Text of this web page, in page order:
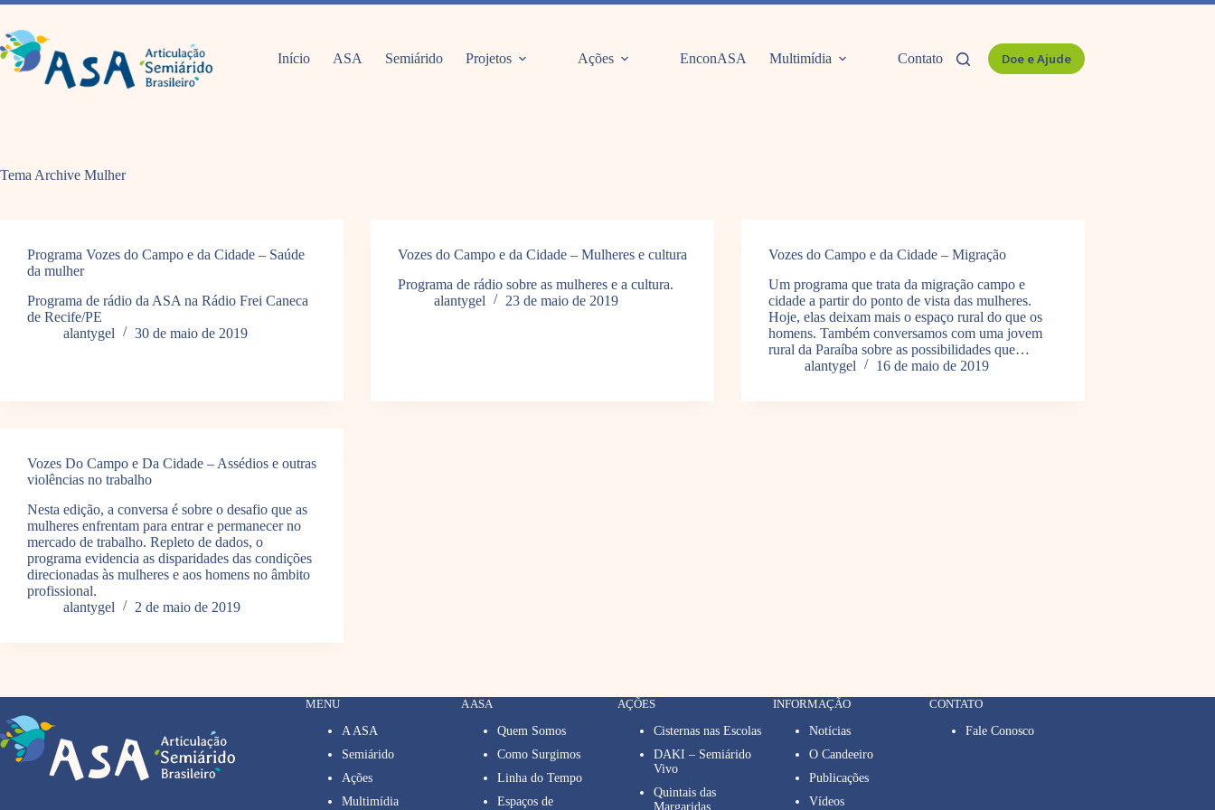
Pular
o
conteúdo
Início ASA Semiárido Projetos Ações EnconASA Multimídia Contato Doe e Ajude
Tema Archive Mulher
Programa Vozes do Campo e da Cidade – Saúde
da mulher
Programa de rádio da ASA na Rádio Frei Caneca
de Recife/PE
alantygel
30 de maio de 2019
Vozes do Campo e da Cidade – Mulheres e cultura
Programa de rádio sobre as mulheres e a cultura.
alantygel
23 de maio de 2019
Vozes do Campo e da Cidade – Migração
Um programa que trata da migração campo e
cidade a partir do ponto de vista das mulheres.
Hoje, elas deixam mais o espaço rural do que os
homens. Também conversamos com uma jovem
rural da Paraíba sobre as possibilidades que…
alantygel
16 de maio de 2019
Vozes Do Campo e Da Cidade – Assédios e outras
violências no trabalho
Nesta edição, a conversa é sobre o desafio que as
mulheres enfrentam para entrar e permanecer no
mercado de trabalho. Repleto de dados, o
programa evidencia as disparidades das condições
direcionadas às mulheres e aos homens no âmbito
profissional.
alantygel
2 de maio de 2019
MENU
A ASA
Semiárido
Ações
Multimídia
A ASA
Quem Somos
Como Surgimos
Linha do Tempo
Espaços de
AÇÕES
Cisternas nas Escolas
DAKI – Semiárido
Vivo
Quintais das
Margaridas
INFORMAÇÃO
Notícias
O Candeeiro
Publicações
Vídeos
CONTATO
Fale Conosco